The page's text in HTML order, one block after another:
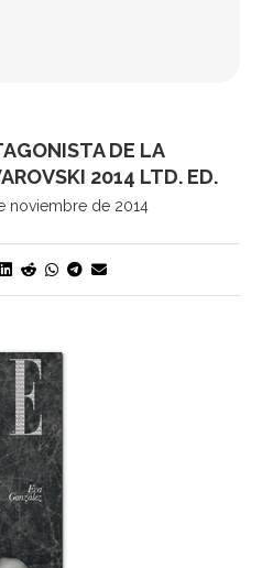
DE LA
2014 LTD. ED.
noviembre de 2014